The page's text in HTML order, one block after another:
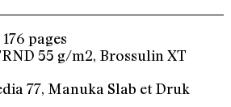
176 pages
55 g/m2, Brossulin XT
77, Manuka Slab et Druk